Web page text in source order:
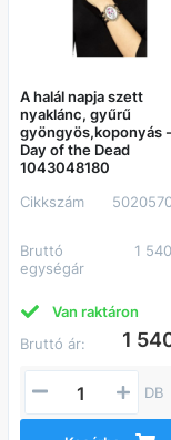
A halál napja szett
nyaklánc, gyűrű
gyöngyös,koponyás -
Day of the Dead
1043048180
Cikkszám
Bruttó
egységár
1
Van raktáron
Bruttó ár:
1
DB